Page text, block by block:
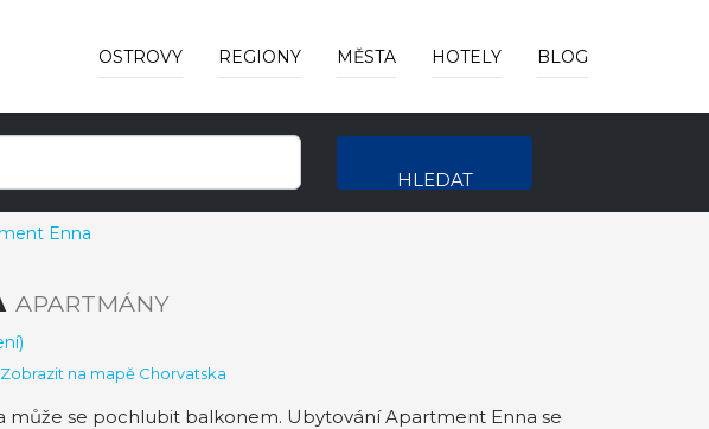
OSTROVY REGIONY MĚSTA HOTELY BLOG
HLEDAT
Enna
APARTMÁNY
Zobrazit na mapě Chorvatska
může se pochlubit balkonem. Ubytování Apartment Enna se